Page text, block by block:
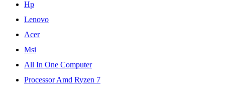
Hp
Lenovo
Acer
Msi
All In One Computer
Processor Amd Ryzen 7